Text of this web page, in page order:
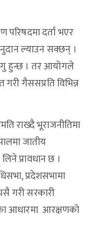
दर्ता भएर
ल्याउन सक्छन् ।
हुन्छ । तर आयोगले
गैससप्रति विभिन्न
राख्दै भूराजनीतिमा
जातीय
प्रावधान छ ।
प्रदेशसभामा
गरी सरकारी
आधारमा आरक्षणको